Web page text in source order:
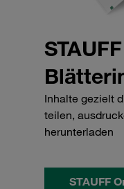
Inhalte gezielt
teilen,
herunterladen
STAUFF